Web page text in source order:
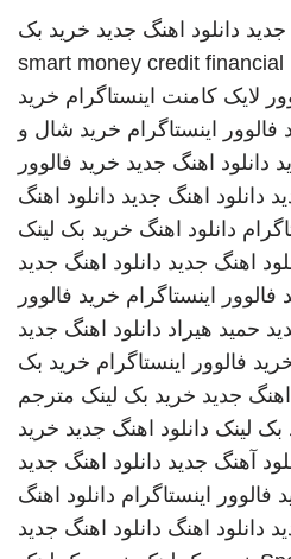
جدید دانلود اهنگ جدید خرید بک
smart money credit financial
لایک کامنت اینستاگرام خرید
فالوور اینستاگرام خرید شال و
دانلود اهنگ جدید خرید فالوور
دانلود اهنگ جدید دانلود اهنگ
دانلود اهنگ خرید بک لینک
اهنگ جدید دانلود اهنگ جدید
فالوور اینستاگرام خرید فالوور
حمید هیراد دانلود اهنگ جدید
فالوور اینستاگرام خرید بک
اهنگ جدید خرید بک لینک مترجم
بک لینک دانلود اهنگ جدید خرید
آهنگ جدید دانلود اهنگ جدید
فالوور اینستاگرام دانلود اهنگ
دانلود اهنگ دانلود اهنگ جدید